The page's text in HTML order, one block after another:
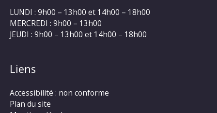
LUNDI : 9h00 – 13h00 et 14h00 – 18h00
MERCREDI : 9h00 – 13h00
JEUDI : 9h00 – 13h00 et 14h00 – 18h00
Liens
Accessibilité : non conforme
Plan du site